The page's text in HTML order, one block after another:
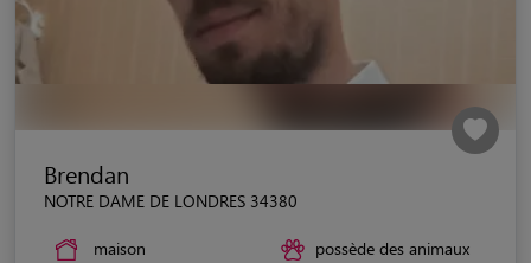
Brendan
NOTRE DAME DE LONDRES 34380
maison possède des animaux